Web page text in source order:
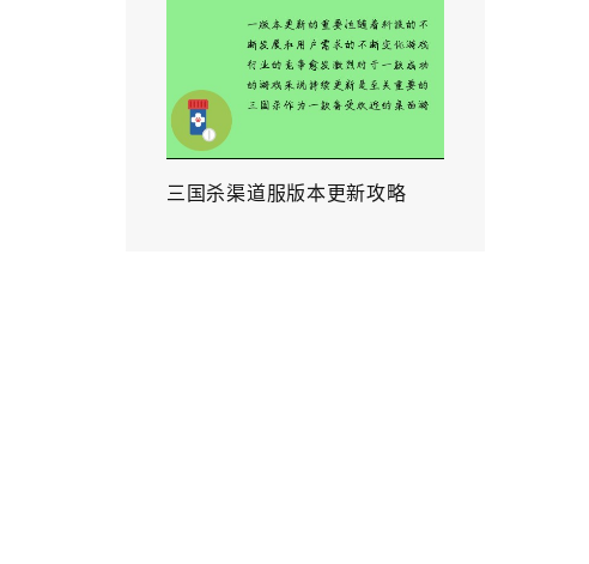
三国杀渠道服版本更新攻略